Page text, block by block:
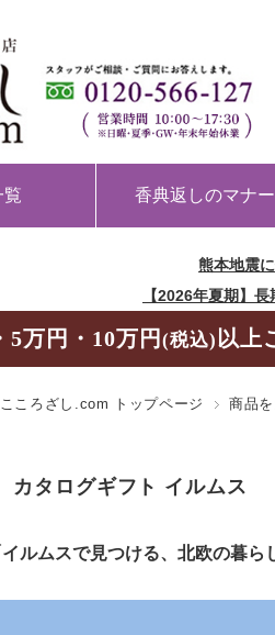
覧 香典返しのマナー
熊本地震
【2026年夏期】
5万円・10万円 (税込) 以上
ころざし.com トップページ 商品
カタログギフト イルムス
イルムスで見つける、北欧の暮